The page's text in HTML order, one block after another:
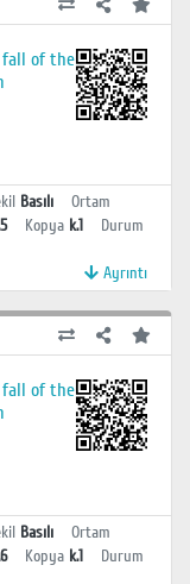
fall of the
Basılı
Ortam
Kopya k.1
Durum
Ayrıntı
fall of the
Basılı
Ortam
Kopya k.1
Durum